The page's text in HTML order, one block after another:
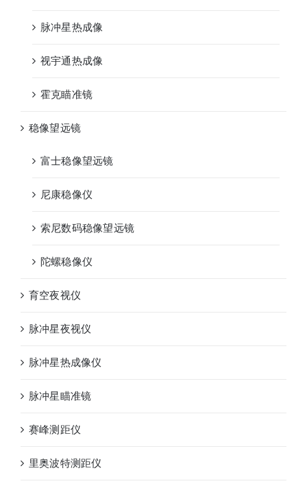
脉冲星热成像
视宇通热成像
霍克瞄准镜
稳像望远镜
富士稳像望远镜
尼康稳像仪
索尼数码稳像望远镜
陀螺稳像仪
育空夜视仪
脉冲星夜视仪
脉冲星热成像仪
脉冲星瞄准镜
赛峰测距仪
里奥波特测距仪